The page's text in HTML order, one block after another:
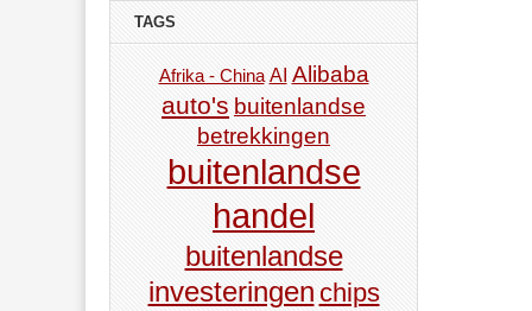
TAGS
Afrika - China AI Alibaba
auto's buitenlandse
betrekkingen
buitenlandse
handel
buitenlandse
investeringen chips